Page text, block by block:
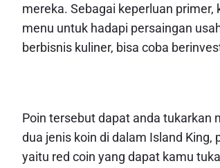
mereka. Sebagai keperluan
menu untuk hadapi persaingan
berbisnis kuliner, bisa coba
Poin tersebut dapat anda tukarkan
dua jenis koin di dalam Island
yaitu red coin yang dapat kamu